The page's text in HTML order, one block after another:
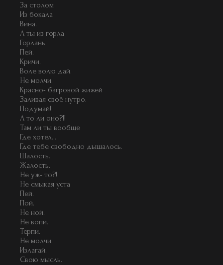
За столом
Из бокала
Вина.
А ты из горла
Горлань
Пей.
Кричи.
Воле волю дай.
Не молчи.
Красно- багровой жижей
Заливая своё нутро.
Подумай!
А то ли оно?!!
Там ли ты вообще
Где хотел...
Где тебе свободно дышалось.
Шалость.
Жалость.
Не уж- то?!
Не смыкая уста
Пей.
Пой.
Не ной.
Не вопи.
Терпи.
Не молчи.
Излагай.
Свою мысль.